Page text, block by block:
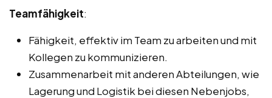
Teamfähigkeit:
Fähigkeit, effektiv im Team zu arbeiten und mit
Kollegen zu kommunizieren.
Zusammenarbeit mit anderen Abteilungen, wie
Lagerung und Logistik bei diesen Nebenjobs,